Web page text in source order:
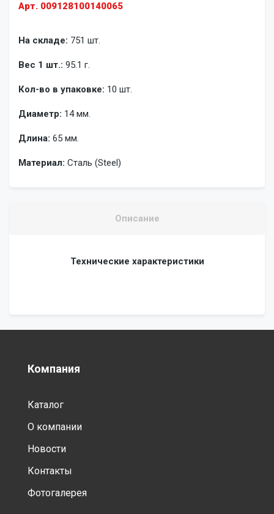
Арт. 009128100140065
На складе: 751 шт.
Вес 1 шт.: 95.1 г.
Кол-во в упаковке: 10 шт.
Диаметр: 14 мм.
Длина: 65 мм.
Материал: Сталь (Steel)
Описание
Технические характеристики
Компания
Каталог
О компании
Новости
Контакты
Фотогалерея